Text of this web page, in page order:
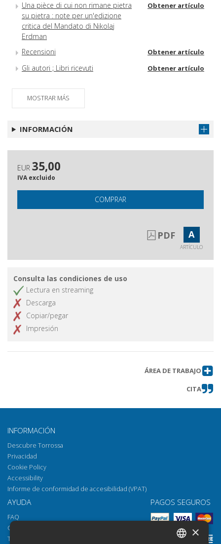
Una pièce di cui non rimane pietra
su pietra : note per un'edizione
critica del Mandato di Nikolaj
Erdman
Obtener artículo
Recensioni Obtener artículo
Gli autori ; Libri ricevuti Obtener artículo
MOSTRAR MÁS
INFORMACIÓN
EUR 35,00
IVA excluido
COMPRAR
PDF A
ARTÍCULO
Consulta las condiciones de uso
Lectura en streaming
Descarga
Copiar/pegar
Impresión
ÁREA DE TRABAJO
CITA
INFORMACIÓN
Descubre Torrossa
Privacidad
Cookie Policy
Accessibility
Informe de conformidad de accesibilidad (VPAT)
AYUDA
FAQ
Cómo abrir los archivos
Torrossa Reader
PAGOS SEGUROS
×